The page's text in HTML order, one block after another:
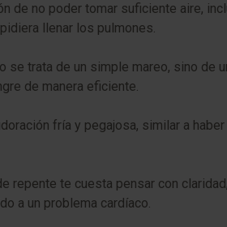
de no poder tomar suficiente aire,
llenar los pulmones.
se trata de un simple mareo, sino de
de manera eficiente.
fría y pegajosa, similar a
repente te cuesta pensar con
a un problema cardíaco.